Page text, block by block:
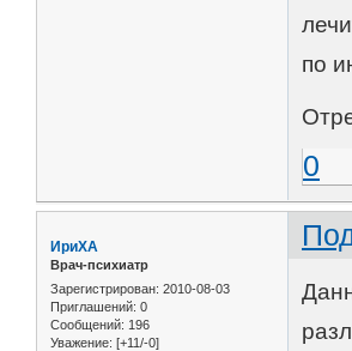
по
0
ИриХА
Врач-психиатр
Зарегистрирован: 2010-08-03
Приглашений: 0
Сообщений: 196
Уважение: [+11/-0]